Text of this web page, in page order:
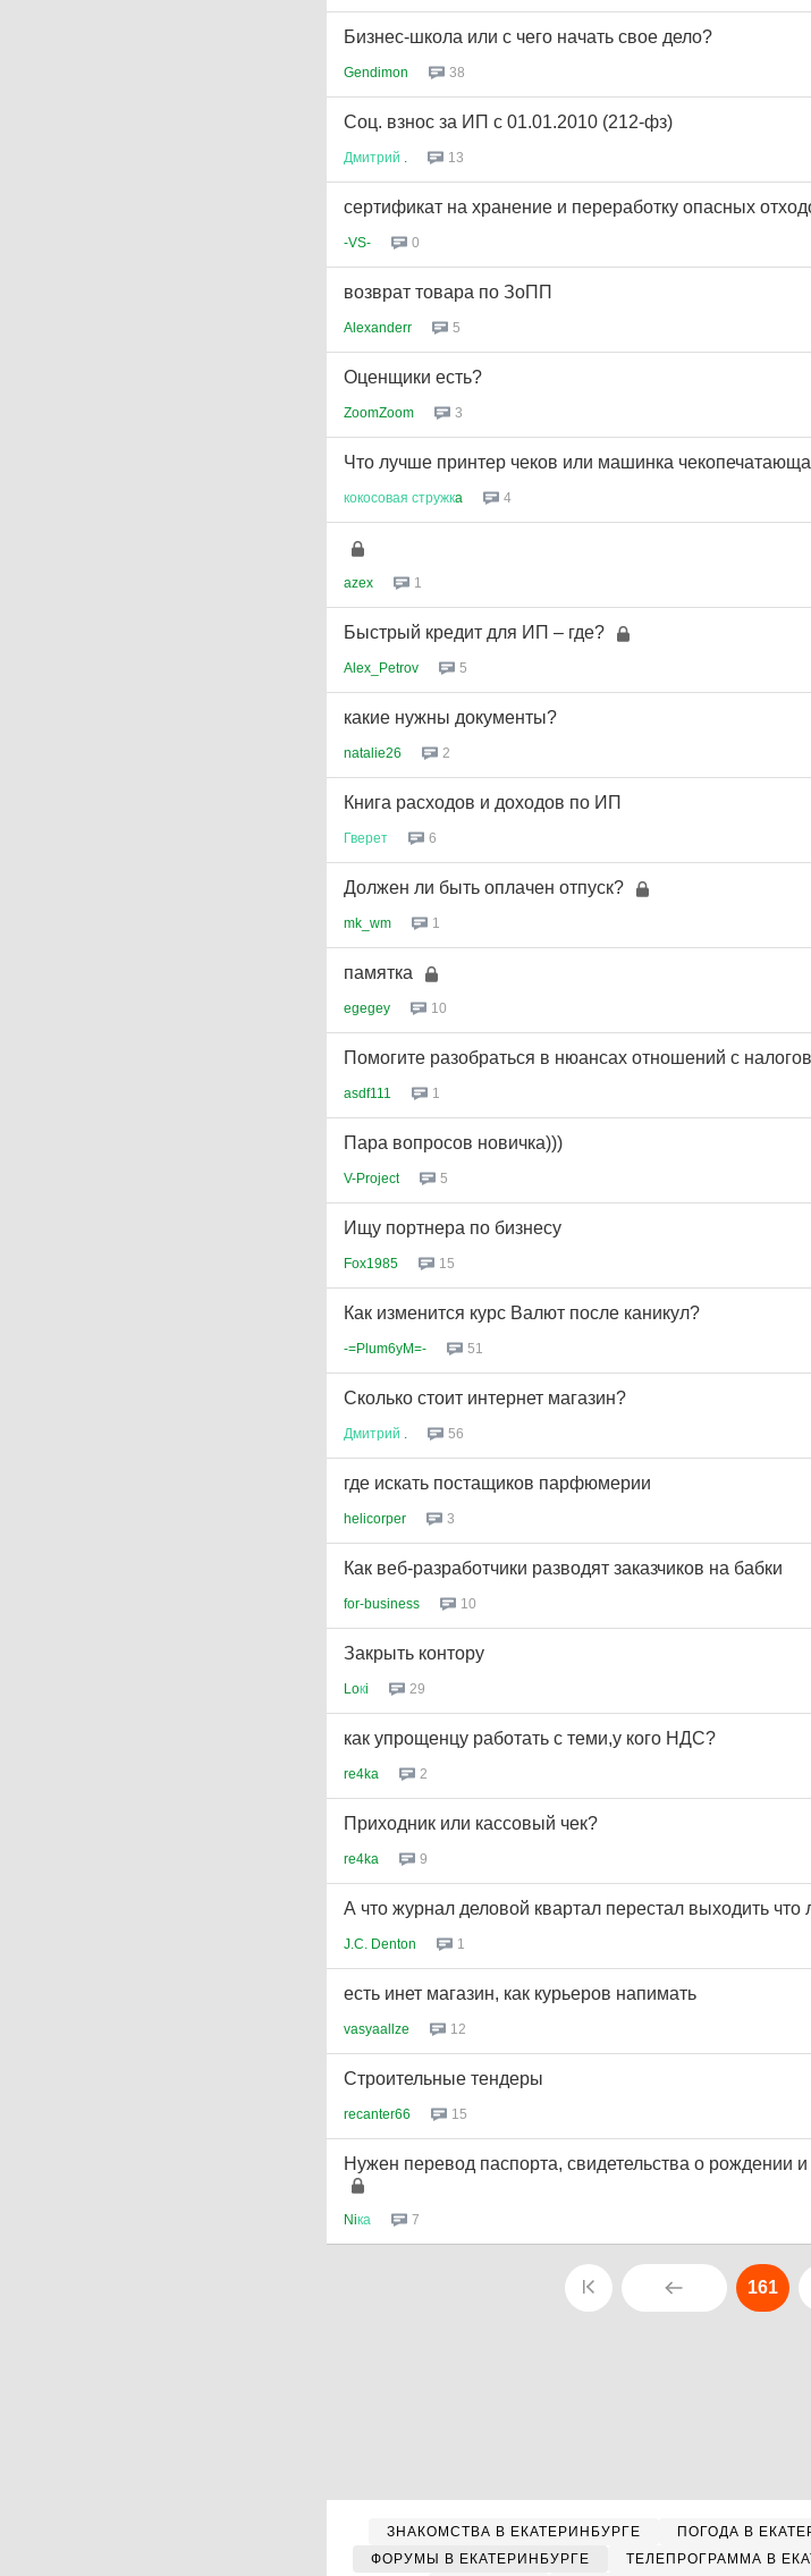
Бизнес-школа или с чего начать свое дело?
Gendimon 38
Соц. взнос за ИП с 01.01.2010 (212-фз)
Дмитрий 13
сертификат на хранение и переработку опасных
-VS- 0
возврат товара по ЗоПП
Alexanderr 5
Оценщики есть?
ZoomZoom 3
Что лучше принтер чеков или машинка
кокосовая стружкa 4
azex 1
Быстрый кредит для ИП – где?
Alex_Petrov 5
какие нужны документы?
natalie26 2
Книга расходов и доходов по ИП
Гверет 6
Должен ли быть оплачен отпуск?
mk_wm 1
памятка
egegey 10
Помогите разобраться в нюансах отношений с
asdf111 1
Пара вопросов новичка)))
V-Project 5
Ищу портнера по бизнесу
Fox1985 15
Как изменится курс Валют после каникул?
-=Plum6yM=- 51
Сколько стоит интернет магазин?
Дмитрий 56
где искать постащиков парфюмерии
helicorper 3
Как веб-разработчики разводят заказчиков на бабки
for-business 10
Закрыть контору
Loкi 29
как упрощенцу работать с теми,у кого НДС?
re4ka 2
Приходник или кассовый чек?
re4ka 9
А что журнал деловой квартал перестал выходить что
J.C. Denton 1
есть инет магазин, как курьеров напимать
vasyaallze 12
Строительные тендеры
recanter66 15
Нужен перевод паспорта, свидетельства о рождении и
Niка 7
161
ЗНАКОМСТВА В ЕКАТЕРИНБУРГЕ ПОГОДА В
ФОРУМЫ В ЕКАТЕРИНБУРГЕ
ТЕЛЕПРОГРАММА В